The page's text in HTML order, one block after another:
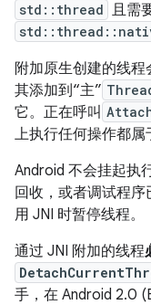
std::thread 且需
附加原生创建的线程
其添加到“主”
它。正在呼叫
上执行任何操作都属
Android 不会挂起执
回收，或者调试程
用 JNI 时暂停线程。
通过 JNI 附加的线程
手，在 Android 2.0